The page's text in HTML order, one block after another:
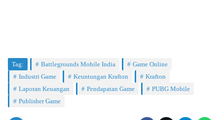
Tag: Battlegrounds Mobile India
Game Online
Industri Game
Keuntungan Krafton
Krafton
Laporan Keuangan
Pendapatan Game
PUBG Mobile
Publisher Game